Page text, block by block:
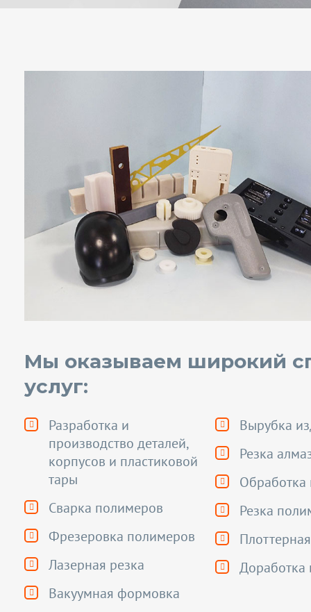
Мы оказываем широкий
услуг:
Разработка и
производство деталей,
корпусов и пластиковой
тары
Сварка полимеров
Фрезеровка полимеров
Лазерная резка
Вакуумная формовка
Вырубка
Резка
Обработка
Резка
Доработка